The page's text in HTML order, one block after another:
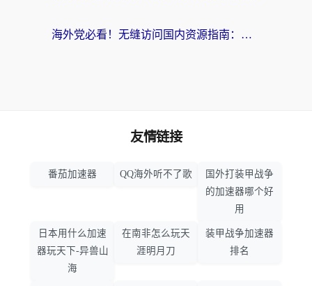
海外党必看！无缝访问国内资源指南：从vpn官网下载到加速器选择（附番茄实测）
友情链接
番茄加速器 QQ海外听不了歌
国外打装甲战争
的加速器哪个好
用
日本用什么加速
器玩天下-异兽山
海
在南非怎么玩天
涯明月刀
装甲战争加速器
排名